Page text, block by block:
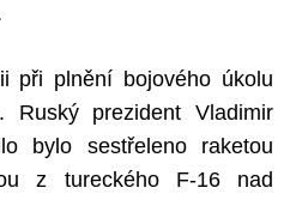
při plnění bojového úkolu
Ruský prezident Vladimir
bylo sestřeleno raketou
z tureckého F-16 nad